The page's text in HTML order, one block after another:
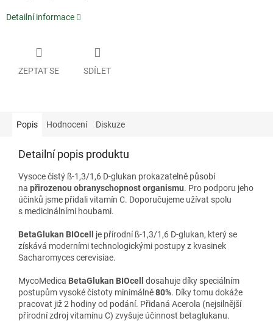
Detailní informace
ZEPTAT SE SDÍLET
Popis Hodnocení Diskuze
Detailní popis produktu
Vysoce čistý ß-1,3/1,6 D-glukan prokazatelně působí
na přirozenou obranyschopnost organismu. Pro podporu jeho
účinků jsme přidali vitamín C. Doporučujeme užívat spolu
s medicinálními houbami.
BetaGlukan BIOcell
je přírodní ß-1,3/1,6 D-glukan, který se
získává moderními technologickými postupy z kvasinek
Sacharomyces cerevisiae.
MycoMedica BetaGlukan BIOcell
dosahuje díky speciálním
postupům vysoké čistoty minimálně80%. Díky tomu dokáže
pracovat již 2 hodiny od podání. Přidaná Acerola (nejsilnější
přírodní zdroj vitamínu C) zvyšuje účinnost betaglukanu.